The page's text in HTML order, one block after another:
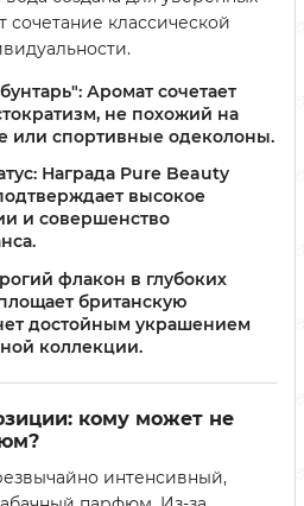
классической
Аромат сочетает
не похожий на
или спортивные одеколоны.
Награда Pure Beauty
высокое
и совершенство
флакон в глубоких
британскую
достойным украшением
коллекции.
кому может не
интенсивный,